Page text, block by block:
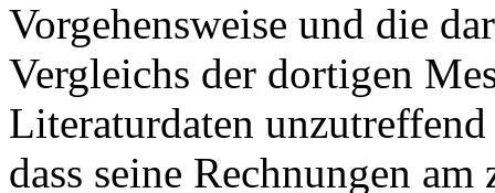
Vorgehensweise und die
Vergleichs der dortigen
Literaturdaten
dass seine Rechnungen